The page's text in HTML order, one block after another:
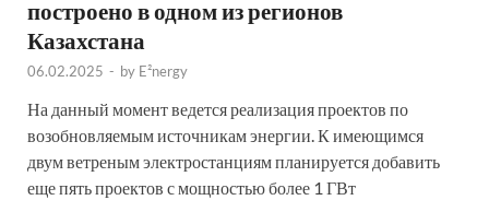
построено в одном из регионов
Казахстана
06.02.2025 - by E²nergy
На данный момент ведется реализация проектов по
возобновляемым источникам энергии. К имеющимся
двум ветреным электростанциям планируется добавить
еще пять проектов с мощностью более 1 ГВт